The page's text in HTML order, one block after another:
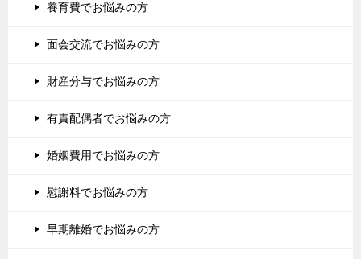
養育費でお悩みの方
面会交流でお悩みの方
財産分与でお悩みの方
有責配偶者でお悩みの方
婚姻費用でお悩みの方
慰謝料でお悩みの方
早期離婚でお悩みの方